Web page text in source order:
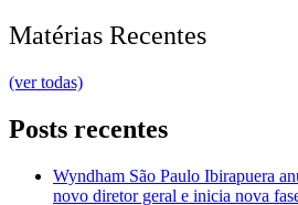
Matérias Recentes
(ver todas)
Posts recentes
Wyndham São Paulo Ibirapuera
novo diretor geral e inicia nova